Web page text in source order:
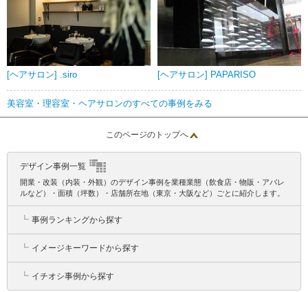
[ヘアサロン] .siro [ヘアサロン] PAPARISO
美容室・理容室・ヘアサロンのすべての事例をみる
このページのトップへ
デザイン事例一覧
開業・改装（内装・外観）のデザイン事例を業種業態（飲食店・物販・アパレ
ルなど）・面積（坪数）・店舗所在地（東京・大阪など）ごとに紹介します。
┗ 事例ランキングから探す
┗ イメージキーワードから探す
┗ イチオシ事例から探す